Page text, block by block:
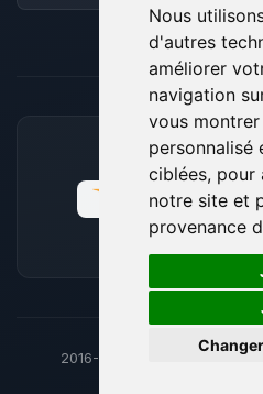
Nous
d'autres
améliorer
navigation
vous
personnalisé
ciblées, pour
notre site et
provenance
MOYENS DE
2016-26 © BoxToPlay -